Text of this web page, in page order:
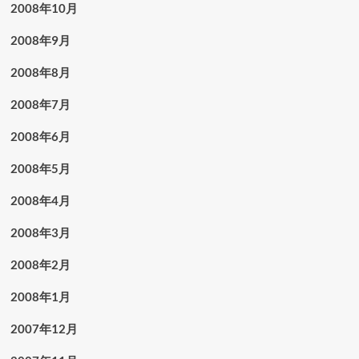
2008年10月
2008年9月
2008年8月
2008年7月
2008年6月
2008年5月
2008年4月
2008年3月
2008年2月
2008年1月
2007年12月